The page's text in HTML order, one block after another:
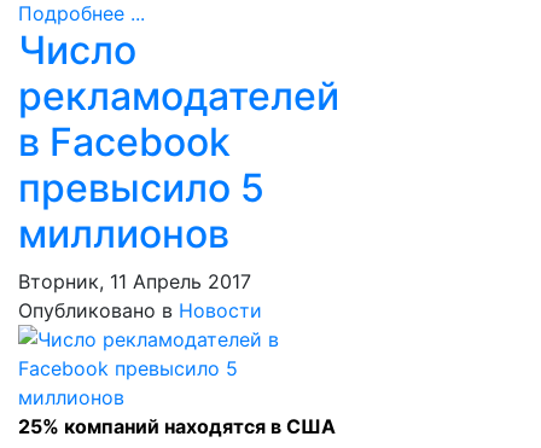
Подробнее ...
Число
рекламодателей
в Facebook
превысило 5
миллионов
Вторник, 11 Апрель 2017
Опубликовано в Новости
25% компаний находятся в США